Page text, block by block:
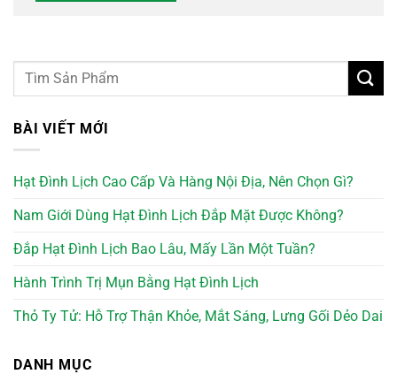
BÀI VIẾT MỚI
Hạt Đình Lịch Cao Cấp Và Hàng Nội Địa, Nên Chọn Gì?
Nam Giới Dùng Hạt Đình Lịch Đắp Mặt Được Không?
Đắp Hạt Đình Lịch Bao Lâu, Mấy Lần Một Tuần?
Hành Trình Trị Mụn Bằng Hạt Đình Lịch
Thỏ Ty Tử: Hỗ Trợ Thận Khỏe, Mắt Sáng, Lưng Gối Dẻo Dai
DANH MỤC